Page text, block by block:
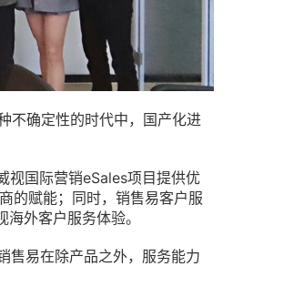
不确定性的时代中，国产化进
视国际营销eSales项目提供优
的赋能；同时，销售易客户服
海外客户服务体验。
售易在除产品之外，服务能力